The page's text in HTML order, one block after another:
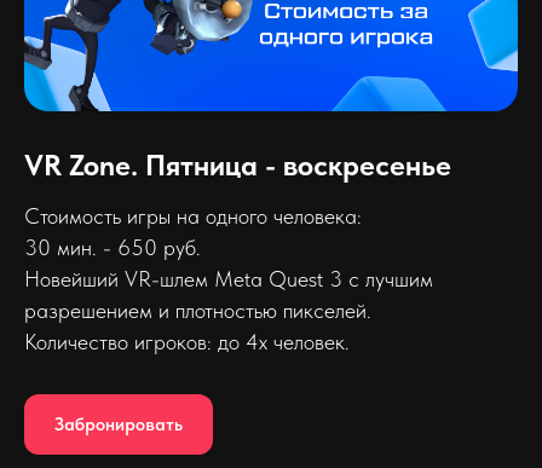
VR Zone. Пятница - воскресенье
Стоимость игры на одного человека:
30 мин. - 650 руб.
Новейший VR-шлем Meta Quest 3 с лучшим
разрешением и плотностью пикселей.
Количество игроков: до 4х человек.
Забронировать